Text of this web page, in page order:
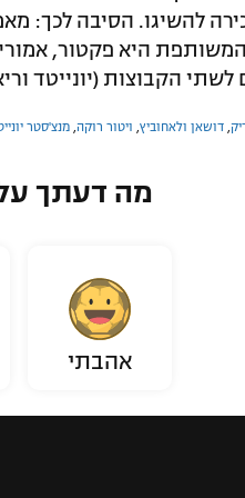
להשיגו. הסיבה לכך:
היא פקטור,
הקבוצות (יונייטד
דושאן ולאחוביץ ויטור רוקה מנצ'סטר
מה דעתך
אהבתי